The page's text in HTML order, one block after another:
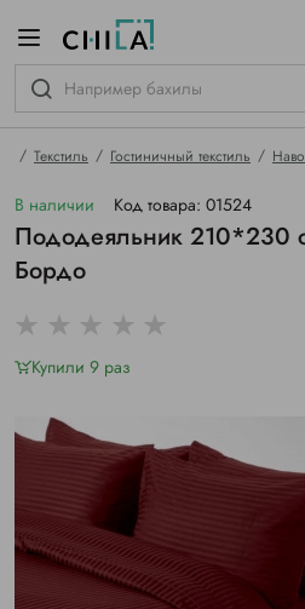
Текстиль Гостиничный текстиль
В наличии Код товара: 01524
Пододеяльник 210*230
Бордо
Купили 9 раз
гамме